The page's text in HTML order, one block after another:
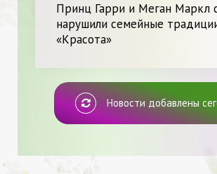
Принц Гарри и Меган Маркл
нарушили семейные
«Красота»
Новости добавлены